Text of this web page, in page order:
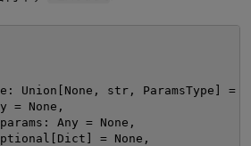
Union[None, str, ParamsType] =
= None,
Any = None,
= None,